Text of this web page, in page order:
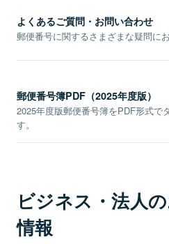
よくあるご質問・お問い合わせ
郵便番号に関するさまざまな疑問に
郵便番号簿PDF（2025年度版）
2025年度版郵便番号簿をPDF形式で
す。
ビジネス・法人
情報